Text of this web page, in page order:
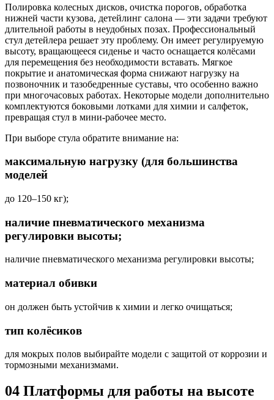
Полировка колесных дисков, очистка порогов, обработка
нижней части кузова, детейлинг салона — эти задачи требуют
длительной работы в неудобных позах. Профессиональный
стул детейлера решает эту проблему. Он имеет регулируемую
высоту, вращающееся сиденье и часто оснащается колёсами
для перемещения без необходимости вставать. Мягкое
покрытие и анатомическая форма снижают нагрузку на
позвоночник и тазобедренные суставы, что особенно важно
при многочасовых работах. Некоторые модели дополнительно
комплектуются боковыми лотками для химии и салфеток,
превращая стул в мини-рабочее место.
При выборе стула обратите внимание на:
максимальную нагрузку (для большинства
моделей
до 120–150 кг);
наличие пневматического механизма
регулировки высоты;
наличие пневматического механизма регулировки высоты;
материал обивки
он должен быть устойчив к химии и легко очищаться;
тип колёсиков
для мокрых полов выбирайте модели с защитой от коррозии и
тормозными механизмами.
04 Платформы для работы на высоте